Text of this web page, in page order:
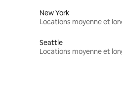
New York
Seattle